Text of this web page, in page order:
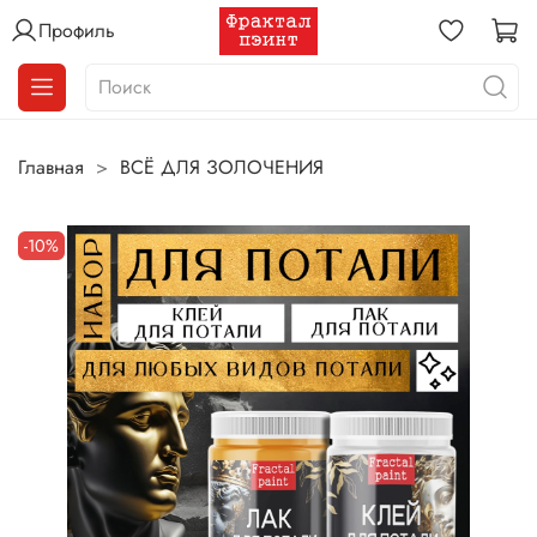
Профиль
Главная ВСЁ ДЛЯ ЗОЛОЧЕНИЯ
-10%